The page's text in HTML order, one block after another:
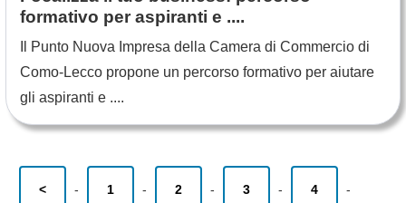
formativo per aspiranti e ....
Il Punto Nuova Impresa della Camera di Commercio di
Como-Lecco propone un percorso formativo per aiutare
gli aspiranti e ....
< - 1 - 2 - 3 - 4 -